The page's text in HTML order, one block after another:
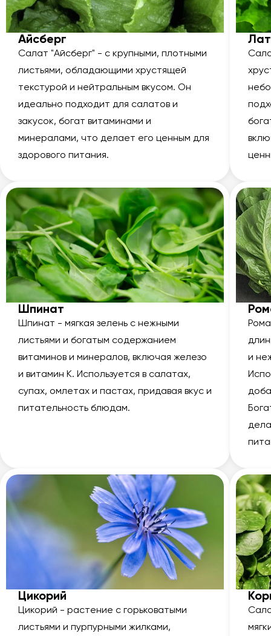
Айсберг
Салат "Айсберг" - с крупными, плотными
листьями, обладающими хрустящей
текстурой и нейтральным вкусом. Он
идеально подходит для салатов и
закусок, богат витаминами и
минералами, что делает его ценным для
здорового питания.
Шпинат
Шпинат - мягкая зелень с нежными
листьями и богатым содержанием
витаминов и минералов, включая железо
и витамин К. Используется в салатах,
супах, омлетах и пастах, придавая вкус и
питательность блюдам.
и
Цикорий
Цикорий - растение с горьковатыми
листьями и пурпурными жилками,